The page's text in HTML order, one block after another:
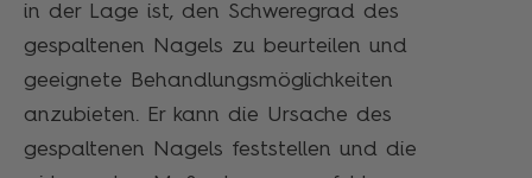
in der Lage ist, den Schweregrad des
gespaltenen Nagels zu beurteilen und
geeignete Behandlungsmöglichkeiten
anzubieten. Er kann die Ursache des
gespaltenen Nagels feststellen und die